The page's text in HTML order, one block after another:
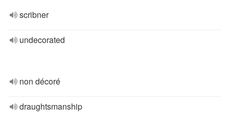
scribner
undecorated
non décoré
draughtsmanship